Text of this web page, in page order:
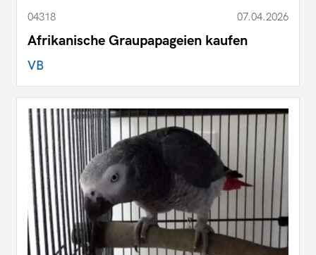
04318 07.04.2026
Afrikanische Graupapageien kaufen
VB